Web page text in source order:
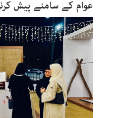
عوام کے سامنے پیش